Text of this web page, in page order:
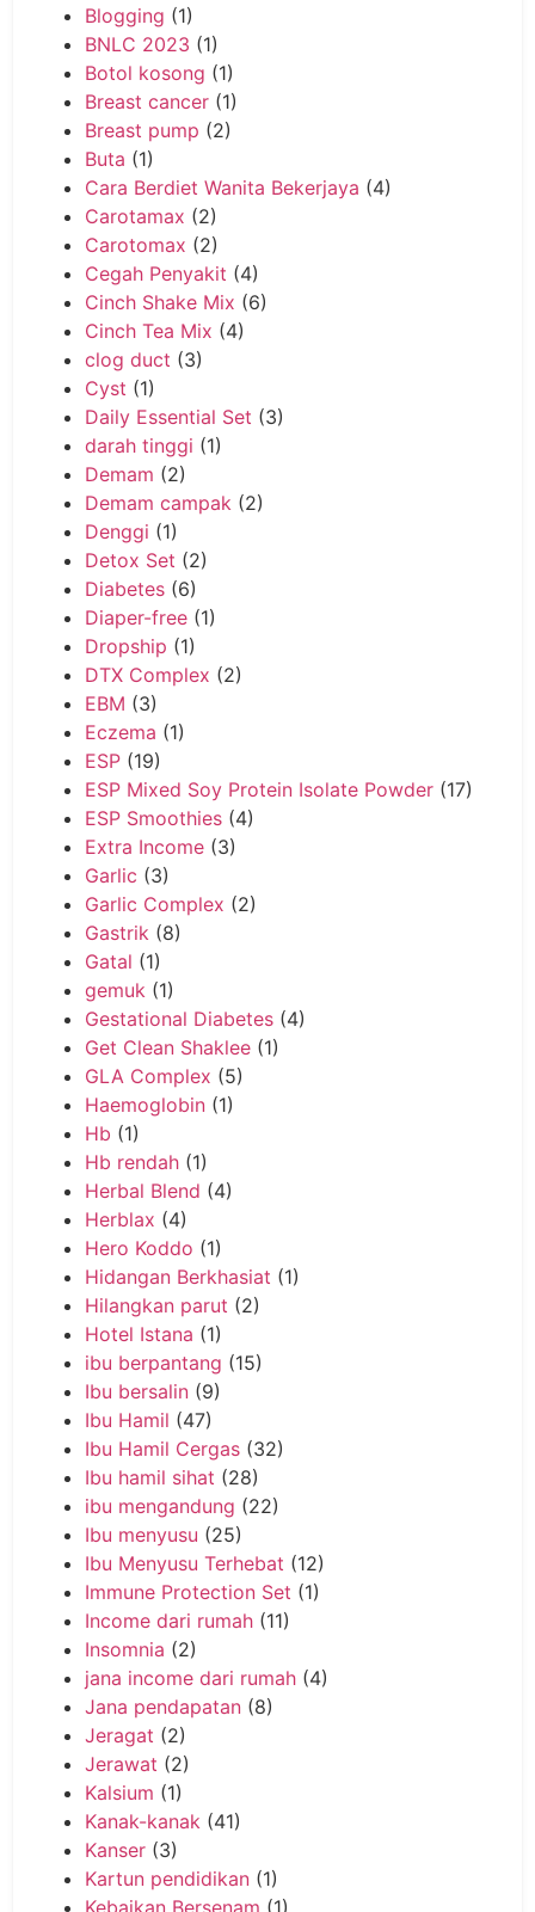
Blogging (1)
BNLC 2023 (1)
Botol kosong (1)
Breast cancer (1)
Breast pump (2)
Buta (1)
Cara Berdiet Wanita Bekerjaya (4)
Carotamax (2)
Carotomax (2)
Cegah Penyakit (4)
Cinch Shake Mix (6)
Cinch Tea Mix (4)
clog duct (3)
Cyst (1)
Daily Essential Set (3)
darah tinggi (1)
Demam (2)
Demam campak (2)
Denggi (1)
Detox Set (2)
Diabetes (6)
Diaper-free (1)
Dropship (1)
DTX Complex (2)
EBM (3)
Eczema (1)
ESP (19)
ESP Mixed Soy Protein Isolate Powder (17)
ESP Smoothies (4)
Extra Income (3)
Garlic (3)
Garlic Complex (2)
Gastrik (8)
Gatal (1)
gemuk (1)
Gestational Diabetes (4)
Get Clean Shaklee (1)
GLA Complex (5)
Haemoglobin (1)
Hb (1)
Hb rendah (1)
Herbal Blend (4)
Herblax (4)
Hero Koddo (1)
Hidangan Berkhasiat (1)
Hilangkan parut (2)
Hotel Istana (1)
ibu berpantang (15)
Ibu bersalin (9)
Ibu Hamil (47)
Ibu Hamil Cergas (32)
Ibu hamil sihat (28)
ibu mengandung (22)
Ibu menyusu (25)
Ibu Menyusu Terhebat (12)
Immune Protection Set (1)
Income dari rumah (11)
Insomnia (2)
jana income dari rumah (4)
Jana pendapatan (8)
Jeragat (2)
Jerawat (2)
Kalsium (1)
Kanak-kanak (41)
Kanser (3)
Kartun pendidikan (1)
Kebaikan Bersenam (1)